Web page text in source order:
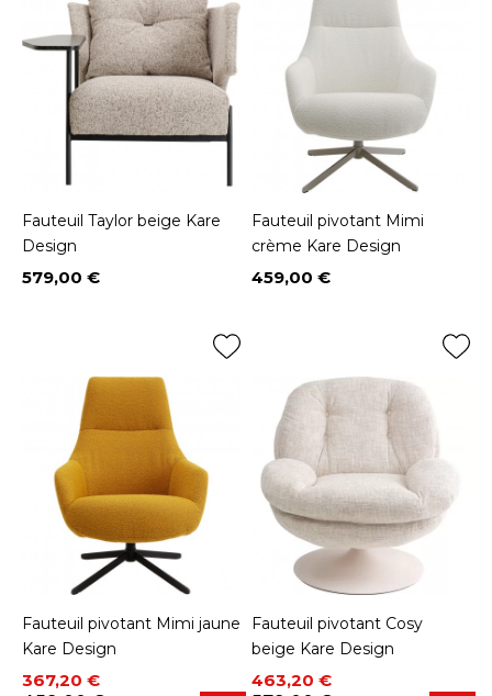
Fauteuil Taylor beige Kare
Design
Prix
579,00 €
Fauteuil pivotant Mimi
crème Kare Design
Prix
459,00 €
Fauteuil pivotant Mimi jaune
Kare Design
Prix
367,20 €
Prix de base
Fauteuil pivotant Cosy
beige Kare Design
Prix
463,20 €
Prix de base